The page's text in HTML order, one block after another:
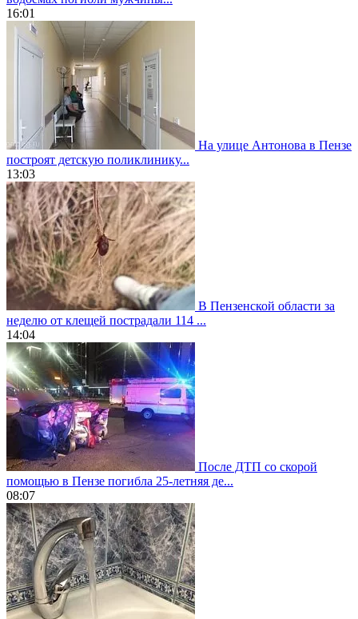
16:01
На улице Антонова в Пензе
построят детскую поликлинику...
13:03
В Пензенской области за
неделю от клещей пострадали 114 ...
14:04
После ДТП со скорой
помощью в Пензе погибла 25-летняя де...
08:07